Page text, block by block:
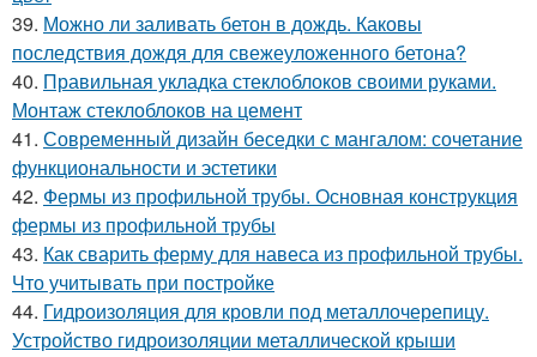
39. Можно ли заливать бетон в дождь. Каковы
последствия дождя для свежеуложенного бетона?
40. Правильная укладка стеклоблоков своими руками.
Монтаж стеклоблоков на цемент
41. Современный дизайн беседки с мангалом: сочетание
функциональности и эстетики
42. Фермы из профильной трубы. Основная конструкция
фермы из профильной трубы
43. Как сварить ферму для навеса из профильной трубы.
Что учитывать при постройке
44. Гидроизоляция для кровли под металлочерепицу.
Устройство гидроизоляции металлической крыши